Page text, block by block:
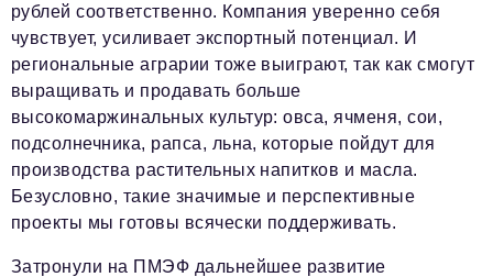
рублей соответственно. Компания уверенно себя
чувствует, усиливает экспортный потенциал. И
региональные аграрии тоже выиграют, так как смогут
выращивать и продавать больше
высокомаржинальных культур: овса, ячменя, сои,
подсолнечника, рапса, льна, которые пойдут для
производства растительных напитков и масла.
Безусловно, такие значимые и перспективные
проекты мы готовы всячески поддерживать.
Затронули на ПМЭФ дальнейшее развитие